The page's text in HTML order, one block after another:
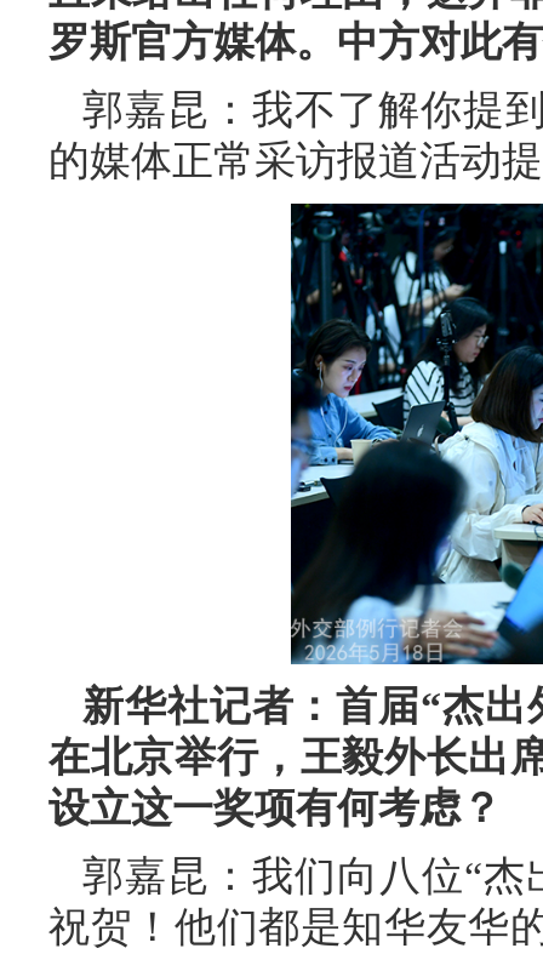
罗斯官方媒体。中方对此
郭嘉昆：我不了解你提
的媒体正常采访报道活动
新华社记者：首届“杰
在北京举行，王毅外长出
设立这一奖项有何考虑？
郭嘉昆：我们向八位“
祝贺！他们都是知华友华